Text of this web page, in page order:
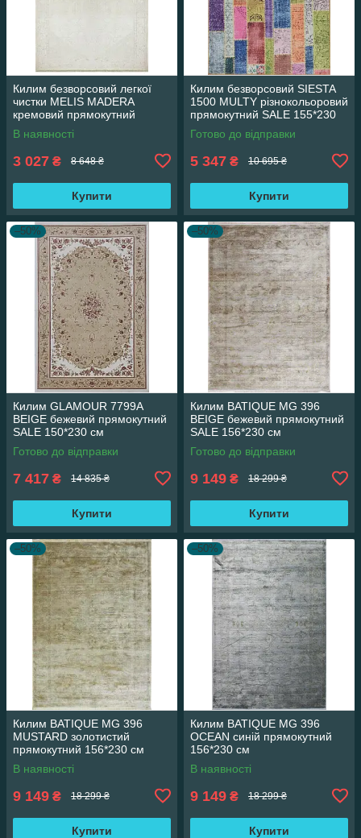
Килим безворсовий легкої
чистки MELIS MADERA
кремовий прямокутний
160*230 см
В наявності
3 027 ₴ 8 648 ₴
Купити
Килим безворсовий SIESTA
1500 MULTY різнокольоровий
прямокутний SALE 155*230
см
Готово до відправки
5 347 ₴ 10 695 ₴
Купити
–50%
Килим GLAMOUR 7799A
BEIGE бежевий прямокутний
SALE 150*230 см
Готово до відправки
7 417 ₴ 14 835 ₴
Купити
–50%
Килим BATIQUE MG 396
BEIGE бежевий прямокутний
SALE 156*230 см
Готово до відправки
9 149 ₴ 18 299 ₴
Купити
–50%
Килим BATIQUE MG 396
MUSTARD золотистий
прямокутний 156*230 см
В наявності
9 149 ₴ 18 299 ₴
Купити
–50%
Килим BATIQUE MG 396
OCEAN синій прямокутний
156*230 см
В наявності
9 149 ₴ 18 299 ₴
Купити